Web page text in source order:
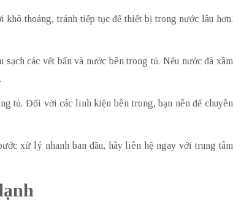
khô thoáng, tránh tiếp tục để thiết bị trong nước lâu hơn.
các vết bẩn và nước bên trong tủ. Nếu nước đã xâm
tủ. Đối với các linh kiện bên trong, bạn nên để chuyên
xử lý nhanh ban đầu, hãy liên hệ ngay với trung tâm